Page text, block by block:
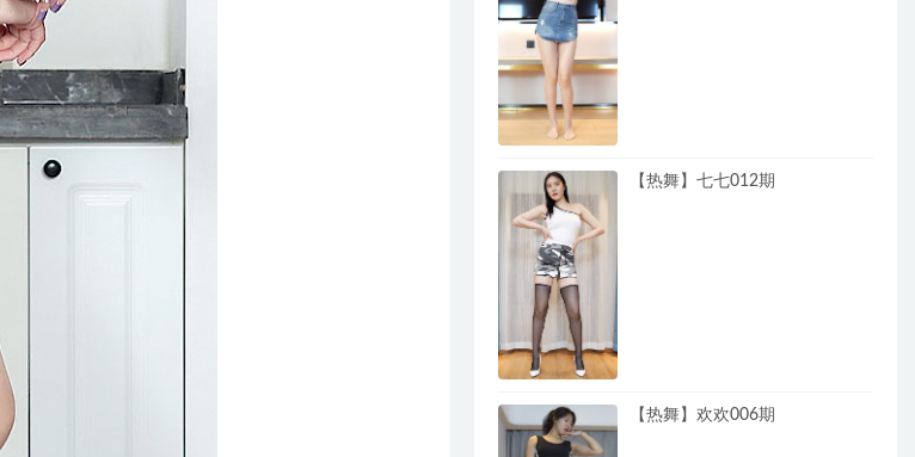
【热舞】七七012期
【热舞】欢欢006期